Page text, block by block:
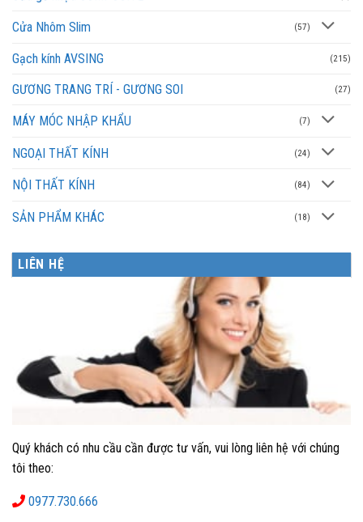
Cửa Nhôm Slim (57)
Gạch kính AVSING (215)
GƯƠNG TRANG TRÍ - GƯƠNG SOI (27)
MÁY MÓC NHẬP KHẨU (7)
NGOẠI THẤT KÍNH (24)
NỘI THẤT KÍNH (84)
SẢN PHẨM KHÁC (18)
LIÊN HỆ
Quý khách có nhu cầu cần được tư vấn, vui lòng liên hệ với chúng
tôi theo:
0977.730.666